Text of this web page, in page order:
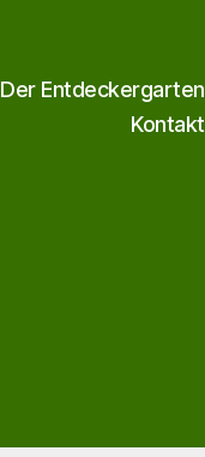
Der Entdeckergarten
Kontakt